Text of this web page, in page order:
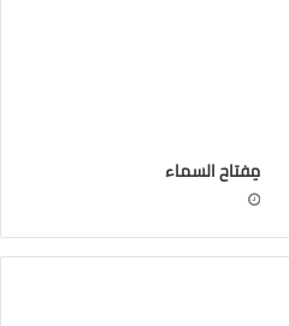
مِفتاح السماء